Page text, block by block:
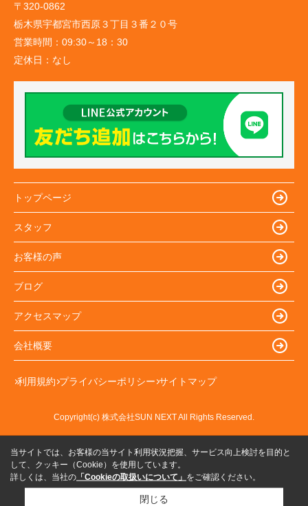
〒320-0862
栃木県宇都宮市西原３丁目３番２０号
営業時間： 09:30～18：30
定休日： なし
トップページ
スタッフ
お客様の声
ブログ
アクセスマップ
会社概要
利用規約 プライバシーポリシー サイトマップ
Copyright(c) 株式会社SUN NEXT All Rights Reserved.
当サイトでは、お客様の当サイト利用状況把握、サービス向上検討を目的と
して、クッキー（Cookie）を使用しています。
詳しくは、当社の 「Cookieの取扱いについて」 をご確認ください。
閉じる